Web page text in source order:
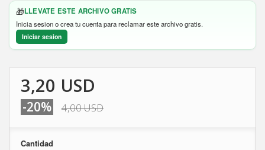
🎁LLEVATE ESTE ARCHIVO GRATIS
Inicia sesion o crea tu cuenta para reclamar este archivo gratis.
Iniciar sesion
3,20 USD
-20% 4,00 USD
Cantidad